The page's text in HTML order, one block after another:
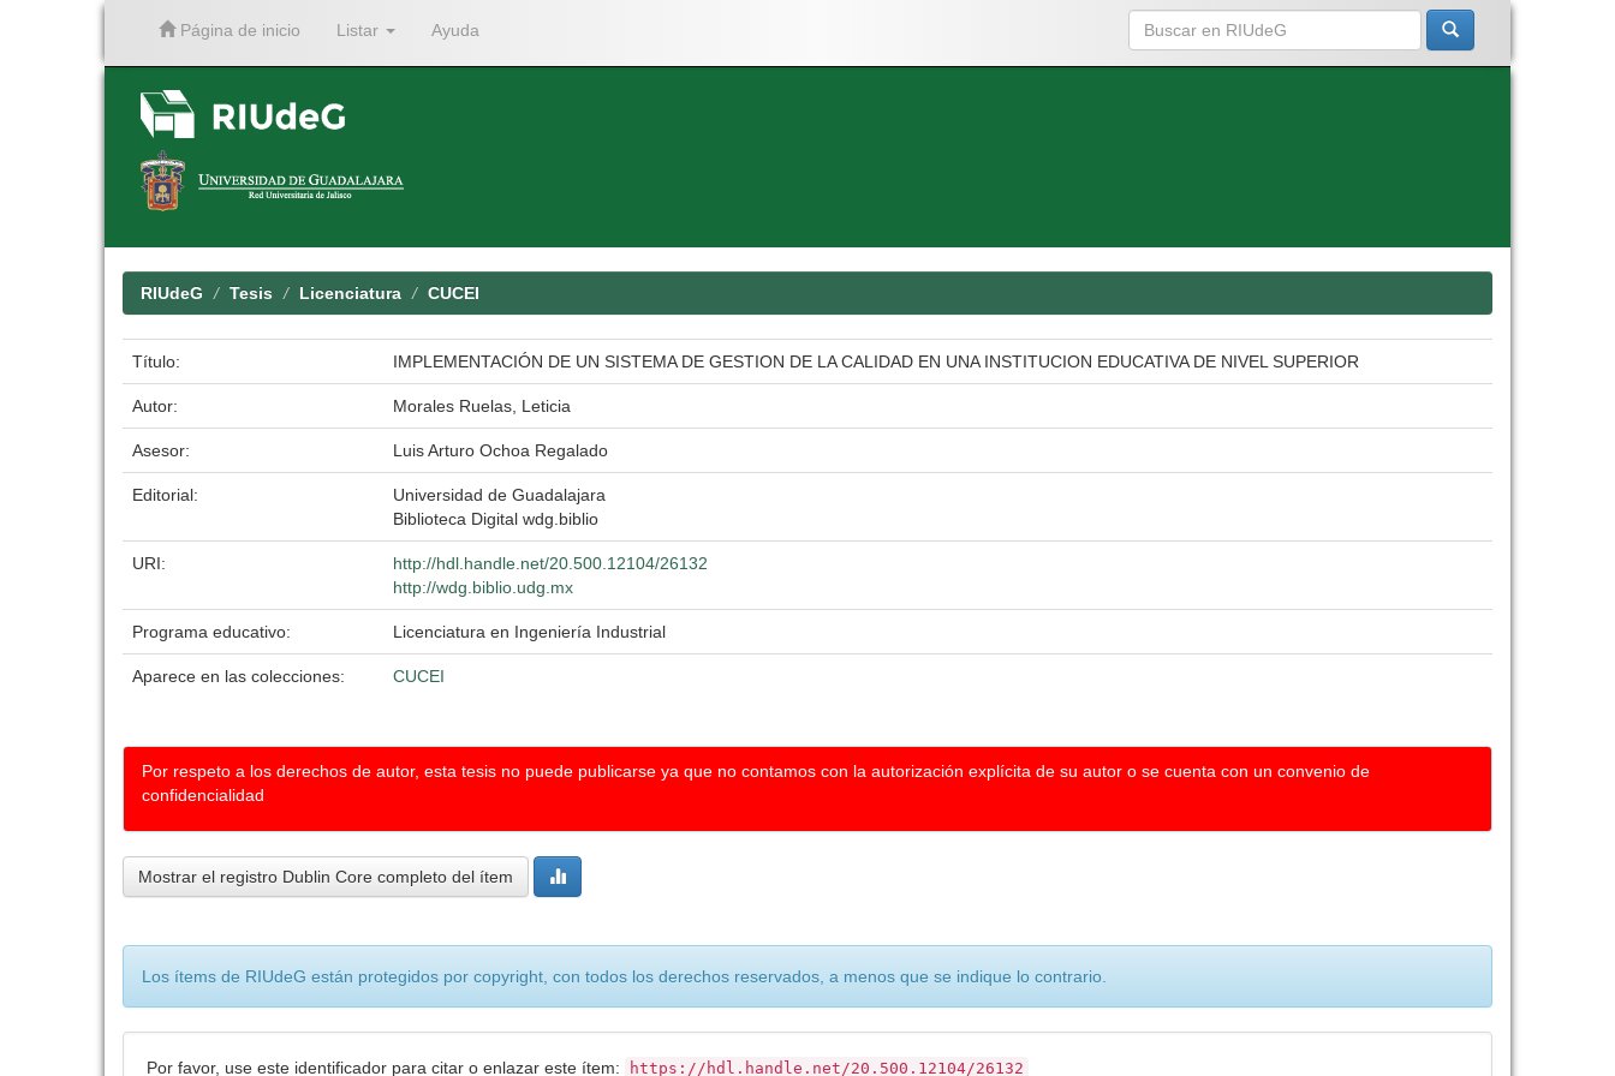
Página de inicio Listar Ayuda
RIUdeG Tesis Licenciatura CUCEI
Título: IMPLEMENTACIÓN DE UN SISTEMA DE GESTION DE LA CALIDAD EN UNA INSTITUCION EDUCATIVA DE NIVEL SUPERIOR
Autor: Morales Ruelas, Leticia
Asesor: Luis Arturo Ochoa Regalado
Editorial:
Universidad de Guadalajara
Biblioteca Digital wdg.biblio
URI:
http://hdl.handle.net/20.500.12104/26132
http://wdg.biblio.udg.mx
Programa educativo: Licenciatura en Ingeniería Industrial
Aparece en las colecciones: CUCEI
Por respeto a los derechos de autor, esta tesis no puede publicarse ya que no contamos con la autorización explícita de su autor o se cuenta con un convenio de
confidencialidad
Mostrar el registro Dublin Core completo del ítem
Los ítems de RIUdeG están protegidos por copyright, con todos los derechos reservados, a menos que se indique lo contrario.
Por favor, use este identificador para citar o enlazar este ítem: https://hdl.handle.net/20.500.12104/26132